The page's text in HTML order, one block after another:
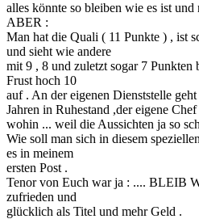
alles könnte so bleiben wie es ist und
ABER :
Man hat die Quali ( 11 Punkte ) , ist
und sieht wie andere
mit 9 , 8 und zuletzt sogar 7
Frust hoch 10
auf . An der eigenen Dienststelle
Jahren in Ruhestand ,der eigene
wohin ... weil die Aussichten ja so
Wie soll man sich in diesem
es in meinem
ersten Post .
Tenor von Euch war ja : .... BLEIB
zufrieden und
glücklich als Titel und mehr Geld .